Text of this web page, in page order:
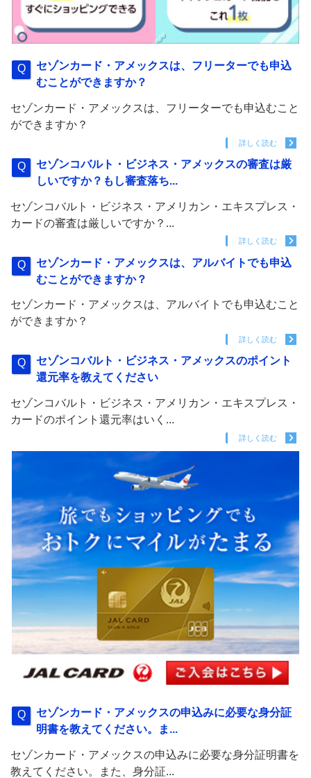
セゾンカード・アメックスは、フリーターでも申込
むことができますか？
セゾンカード・アメックスは、フリーターでも申込むこと
ができますか？
詳しく読む
セゾンコバルト・ビジネス・アメックスの審査は厳
しいですか？もし審査落ち...
セゾンコバルト・ビジネス・アメリカン・エキスプレス・
カードの審査は厳しいですか？...
詳しく読む
セゾンカード・アメックスは、アルバイトでも申込
むことができますか？
セゾンカード・アメックスは、アルバイトでも申込むこと
ができますか？
詳しく読む
セゾンコバルト・ビジネス・アメックスのポイント
還元率を教えてください
セゾンコバルト・ビジネス・アメリカン・エキスプレス・
カードのポイント還元率はいく...
詳しく読む
セゾンカード・アメックスの申込みに必要な身分証
明書を教えてください。ま...
セゾンカード・アメックスの申込みに必要な身分証明書を
教えてください。また、身分証...